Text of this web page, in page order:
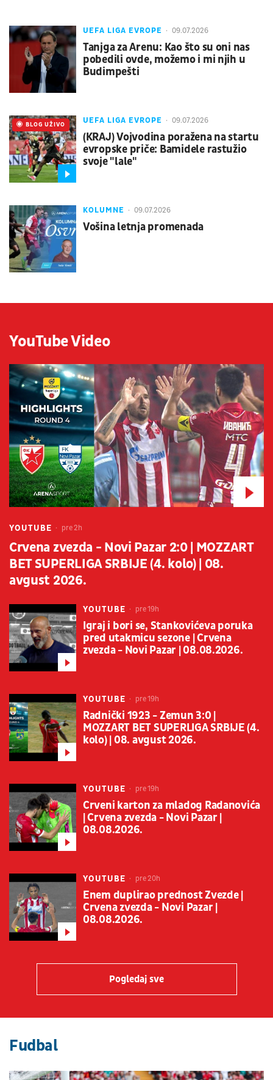
UEFA LIGA EVROPE 09.07.2026
Tanjga za Arenu: Kao što su oni nas
pobedili ovde, možemo i mi njih u
Budimpešti
UEFA LIGA EVROPE 09.07.2026
(KRAJ) Vojvodina poražena na startu
evropske priče: Bamidele rastužio
svoje "lale"
UŽIVO
BLOG UŽIVO
KOLUMNE 09.07.2026
Vošina letnja promenada
YouTube Video
YOUTUBE pre 2h
Crvena zvezda - Novi Pazar 2:0 | MOZZART
BET SUPERLIGA SRBIJE (4. kolo) | 08.
avgust 2026.
YOUTUBE pre 19h
Igraj i bori se, Stankovićeva poruka
pred utakmicu sezone | Crvena
zvezda - Novi Pazar | 08.08.2026.
YOUTUBE pre 19h
Radnički 1923 - Zemun 3:0 |
MOZZART BET SUPERLIGA SRBIJE (4.
kolo) | 08. avgust 2026.
YOUTUBE pre 19h
Crveni karton za mladog Radanovića
| Crvena zvezda - Novi Pazar |
08.08.2026.
YOUTUBE pre 20h
Enem duplirao prednost Zvezde |
Crvena zvezda - Novi Pazar |
08.08.2026.
Pogledaj sve
Fudbal